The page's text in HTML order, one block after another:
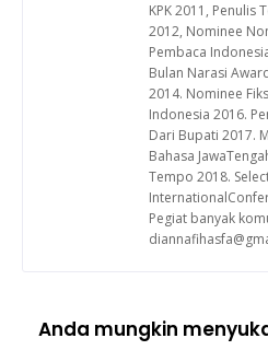
KPK 2011, Penulis
2012, Nominee
Pembaca
Bulan Narasi
2014. Nominee
Indonesia 2016.
Dari Bupati 2017.
Bahasa
Tempo 2018.
Pegiat banyak
Anda mungkin